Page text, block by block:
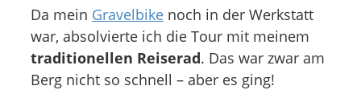
Da mein Gravelbike noch in der Werkstatt
war, absolvierte ich die Tour mit meinem
traditionellen Reiserad. Das war zwar am
Berg nicht so schnell – aber es ging!